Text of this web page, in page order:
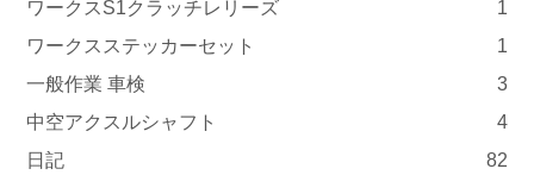
ワークスS1クラッチレリーズ
1
ワークスステッカーセット
1
一般作業 車検
3
中空アクスルシャフト
4
日記
82